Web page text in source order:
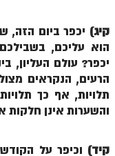
הזוהר הקדוש שמות מתקדמים
הזוהר הקדוש וארא מתחילים
הזוהר הקדוש וארא מתקדמים
הזוהר הקדוש בא מתחילים
קיג) יכפר ביום הזה,
הוא עליכם,
יכפר? עולם העליון,
הרעים, הנקראים
תלויות, אף כך
והשערות אינן חלקות
קיד) וכיפר על